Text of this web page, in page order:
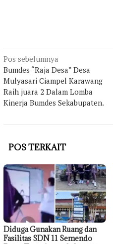
Navigasi
pos
Pos sebelumnya
Bumdes “Raja Desa” Desa
Mulyasari Ciampel Karawang
Raih juara 2 Dalam Lomba
Kinerja Bumdes Sekabupaten.
POS TERKAIT
Diduga Gunakan Ruang dan
Fasilitas SDN 11 Semendo